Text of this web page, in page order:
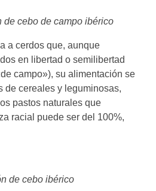
de cebo de campo ibérico
a cerdos que, aunque
en libertad o semilibertad
campo»), su alimentación se
de cereales y leguminosas,
pastos naturales que
racial puede ser del 100%,
de cebo ibérico